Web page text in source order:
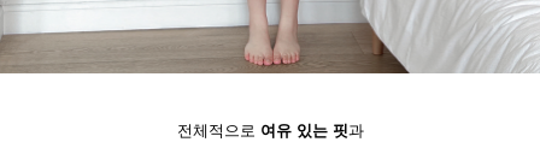
전체적으로 여유 있는 핏과